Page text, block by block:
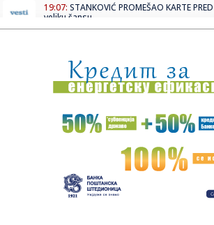
19:07: STANKOVIĆ PROMEŠAO KARTE
veliku šansu,...
19:05:"Srbija nikada više neće ćutati!"
19:03:HLADAN TUŠ ZA TADIĆA I NEC:
već na s...
Vučić najavio značajno veće plate i
19:02:PSŽ ispustio prednost protiv